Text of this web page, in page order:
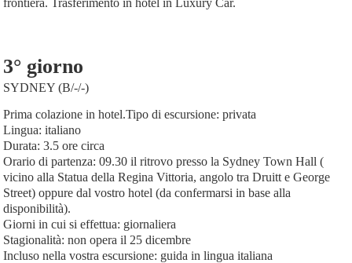
3° giorno
SYDNEY (B/-/-)
Prima colazione in hotel.Tipo di escursione: privata
Lingua: italiano
Durata: 3.5 ore circa
Orario di partenza: 09.30 il ritrovo presso la Sydney Town Hall (
vicino alla Statua della Regina Vittoria, angolo tra Druitt e George
Street) oppure dal vostro hotel (da confermarsi in base alla
disponibilità).
Giorni in cui si effettua: giornaliera
Stagionalità: non opera il 25 dicembre
Incluso nella vostra escursione: guida in lingua italiana